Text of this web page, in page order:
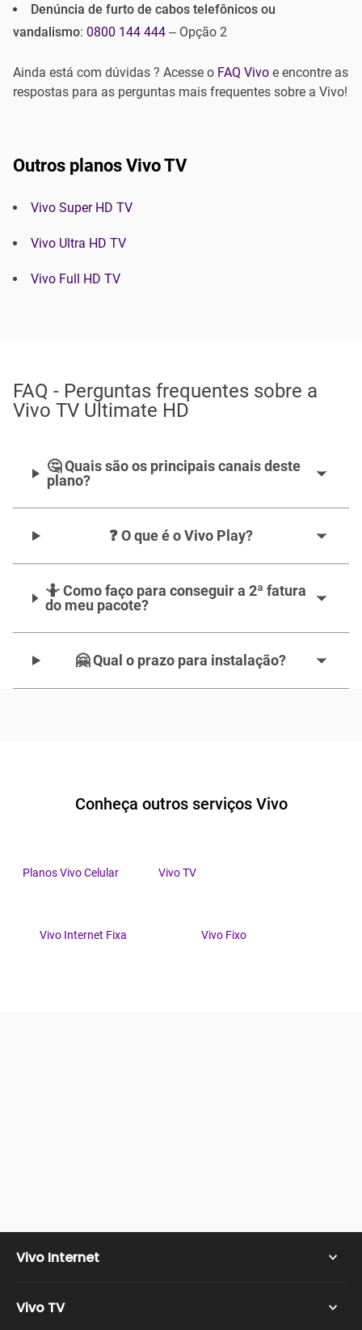
Denúncia de furto de cabos telefônicos ou
vandalismo: 0800 144 444 – Opção 2
Ainda está com dúvidas ? Acesse o FAQ Vivo e encontre as
respostas para as perguntas mais frequentes sobre a Vivo!
Outros planos Vivo TV
Vivo Super HD TV
Vivo Ultra HD TV
Vivo Full HD TV
FAQ - Perguntas frequentes sobre a
Vivo TV Ultimate HD
🤔 Quais são os principais canais deste
plano?
❓ O que é o Vivo Play?
🤷‍️ Como faço para conseguir a 2ª fatura
do meu pacote?
🤗 Qual o prazo para instalação?
Conheça outros serviços Vivo
Planos Vivo Celular Vivo TV
Vivo Internet Fixa Vivo Fixo
Vivo Internet
Vivo Fibra
Vivo TV